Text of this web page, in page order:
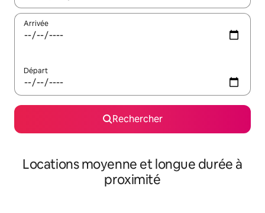
Arrivée
Départ
Rechercher
Locations moyenne et longue durée à
proximité